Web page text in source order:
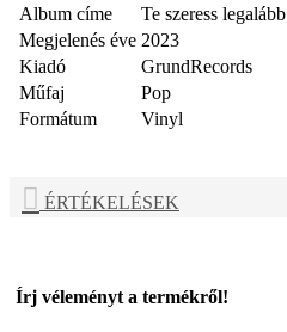
Album címe
Te szeress legalább
Megjelenés éve 2023
Kiadó
GrundRecords
Műfaj
Pop
Formátum
Vinyl
ÉRTÉKELÉSEK
Írj véleményt a termékről!